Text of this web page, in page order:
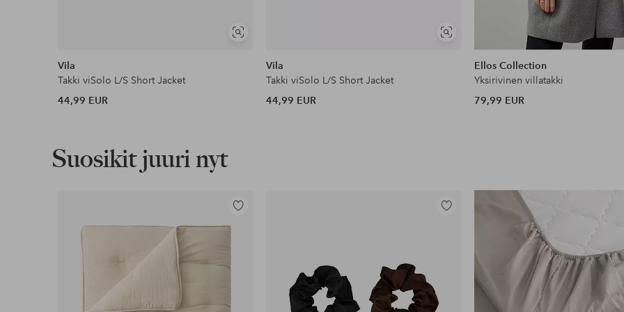
Näytä
Vila
Takki viSolo L/S Short Jacket
44,99 EUR
Näytä
samankaltaisia
Vila
Takki viSolo L/S Short Jacket
44,99 EUR
Ellos Collection
Yksirivinen villatakki
79,99 EUR
Suosikit juuri nyt
Lisää
suosikkeihin
Lisää